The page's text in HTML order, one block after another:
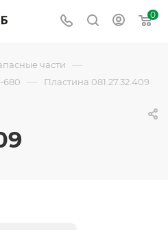
0
части —
680 — Пластина 081.27.32.409